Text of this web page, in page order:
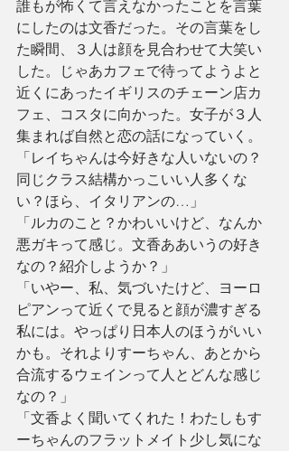
誰もが怖くて言えなかったことを言葉
にしたのは文香だった。その言葉をし
た瞬間、３人は顔を見合わせて大笑い
した。じゃあカフェで待ってようよと
近くにあったイギリスのチェーン店カ
フェ、コスタに向かった。女子が３人
集まれば自然と恋の話になっていく。
「レイちゃんは今好きな人いないの？
同じクラス結構かっこいい人多くな
い？ほら、イタリアンの…」
「ルカのこと？かわいいけど、なんか
悪ガキって感じ。文香ああいうの好き
なの？紹介しようか？」
「いやー、私、気づいたけど、ヨーロ
ピアンって近くで見ると顔が濃すぎる
私には。やっぱり日本人のほうがいい
かも。それよりすーちゃん、あとから
合流するウェインって人とどんな感じ
なの？」
「文香よく聞いてくれた！わたしもす
ーちゃんのフラットメイト少し気にな